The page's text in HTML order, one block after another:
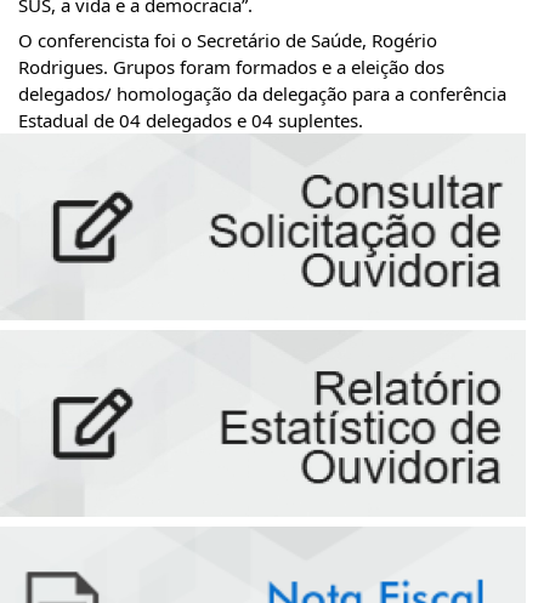
O conferencista foi o Secretário de Saúde, Rogério
Rodrigues. Grupos foram formados e a eleição dos
delegados/ homologação da delegação para a conferência
Estadual de 04 delegados e 04 suplentes.